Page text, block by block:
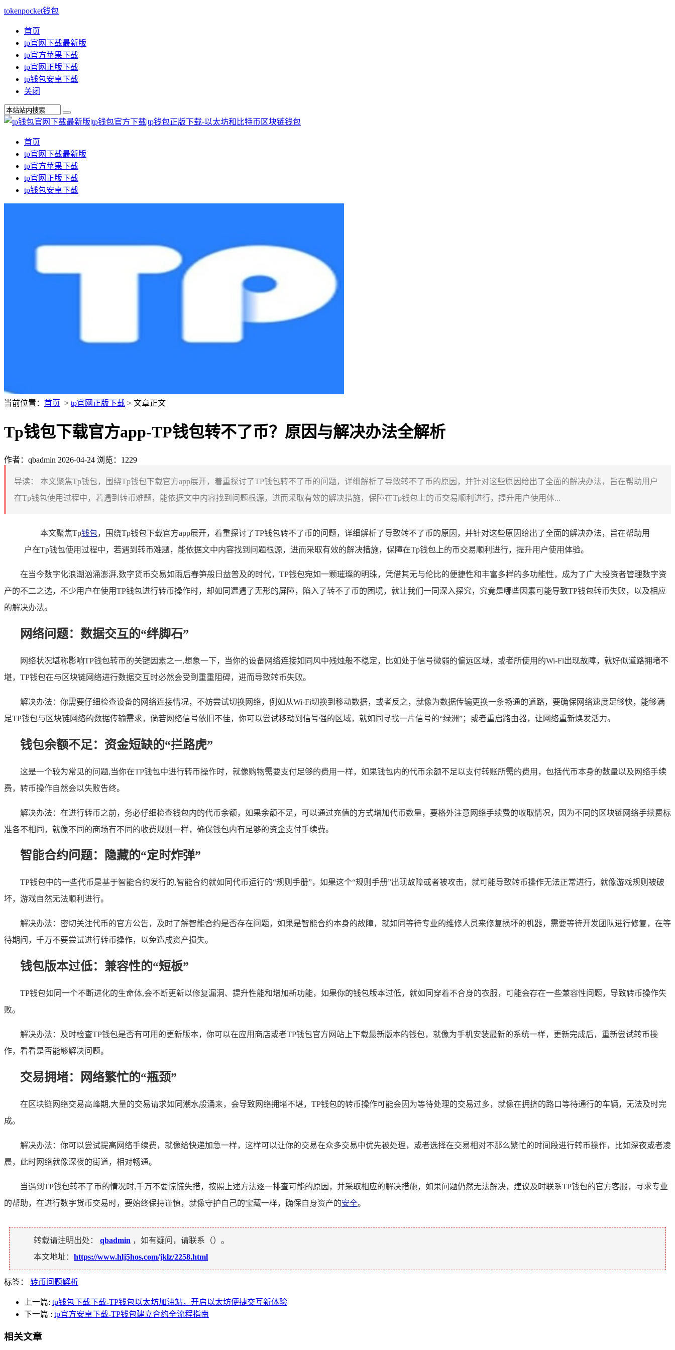
tokenpocket钱包
首页
tp官网下载最新版
tp官方苹果下载
tp官网正版下载
tp钱包安卓下载
关闭
首页
tp官网下载最新版
tp官方苹果下载
tp官网正版下载
tp钱包安卓下载
当前位置： 首页 > tp官网正版下载 > 文章正文
Tp钱包下载官方app-TP钱包转不了币？原因与解决办法全解析
作者：qbadmin 2026-04-24 浏览：1229
导读：
本文聚焦Tp钱包，围绕Tp钱包下载官方app展开，着重探讨了TP钱包转不了币的问题，详细解析了导致转不了币的原因，并针对这些原因给出了全面的解决办法，旨在帮助用户
在Tp钱包使用过程中，若遇到转币难题，能依据文中内容找到问题根源，进而采取有效的解决措施，保障在Tp钱包上的币交易顺利进行，提升用户使用体...
本文聚焦Tp钱包，围绕Tp钱包下载官方app展开，着重探讨了TP钱包转不了币的问题，详细解析了导致转不了币的原因，并针对这些原因给出了全面的解决办法，旨在帮助用
户在Tp钱包使用过程中，若遇到转币难题，能依据文中内容找到问题根源，进而采取有效的解决措施，保障在Tp钱包上的币交易顺利进行，提升用户使用体验。
在当今数字化浪潮汹涌澎湃,数字货币交易如雨后春笋般日益普及的时代，TP钱包宛如一颗璀璨的明珠，凭借其无与伦比的便捷性和丰富多样的多功能性，成为了广大投资者管理数字资
产的不二之选，不少用户在使用TP钱包进行转币操作时，却如同遭遇了无形的屏障，陷入了转不了币的困境，就让我们一同深入探究，究竟是哪些因素可能导致TP钱包转币失败，以及相应
的解决办法。
网络问题：数据交互的“绊脚石”
网络状况堪称影响TP钱包转币的关键因素之一,想象一下，当你的设备网络连接如同风中残烛般不稳定，比如处于信号微弱的偏远区域，或者所使用的Wi-Fi出现故障，就好似道路拥堵不
堪，TP钱包在与区块链网络进行数据交互时必然会受到重重阻碍，进而导致转币失败。
解决办法：你需要仔细检查设备的网络连接情况，不妨尝试切换网络，例如从Wi-Fi切换到移动数据，或者反之，就像为数据传输更换一条畅通的道路，要确保网络速度足够快，能够满
足TP钱包与区块链网络的数据传输需求，倘若网络信号依旧不佳，你可以尝试移动到信号强的区域，就如同寻找一片信号的“绿洲”；或者重启路由器，让网络重新焕发活力。
钱包余额不足：资金短缺的“拦路虎”
这是一个较为常见的问题,当你在TP钱包中进行转币操作时，就像购物需要支付足够的费用一样，如果钱包内的代币余额不足以支付转账所需的费用，包括代币本身的数量以及网络手续
费，转币操作自然会以失败告终。
解决办法：在进行转币之前，务必仔细检查钱包内的代币余额，如果余额不足，可以通过充值的方式增加代币数量，要格外注意网络手续费的收取情况，因为不同的区块链网络手续费标
准各不相同，就像不同的商场有不同的收费规则一样，确保钱包内有足够的资金支付手续费。
智能合约问题：隐藏的“定时炸弹”
TP钱包中的一些代币是基于智能合约发行的,智能合约就如同代币运行的“规则手册”，如果这个“规则手册”出现故障或者被攻击，就可能导致转币操作无法正常进行，就像游戏规则被破
坏，游戏自然无法顺利进行。
解决办法：密切关注代币的官方公告，及时了解智能合约是否存在问题，如果是智能合约本身的故障，就如同等待专业的维修人员来修复损坏的机器，需要等待开发团队进行修复，在等
待期间，千万不要尝试进行转币操作，以免造成资产损失。
钱包版本过低：兼容性的“短板”
TP钱包如同一个不断进化的生命体,会不断更新以修复漏洞、提升性能和增加新功能，如果你的钱包版本过低，就如同穿着不合身的衣服，可能会存在一些兼容性问题，导致转币操作失
败。
解决办法：及时检查TP钱包是否有可用的更新版本，你可以在应用商店或者TP钱包官方网站上下载最新版本的钱包，就像为手机安装最新的系统一样，更新完成后，重新尝试转币操
作，看看是否能够解决问题。
交易拥堵：网络繁忙的“瓶颈”
在区块链网络交易高峰期,大量的交易请求如同潮水般涌来，会导致网络拥堵不堪，TP钱包的转币操作可能会因为等待处理的交易过多，就像在拥挤的路口等待通行的车辆，无法及时完
成。
解决办法：你可以尝试提高网络手续费，就像给快递加急一样，这样可以让你的交易在众多交易中优先被处理，或者选择在交易相对不那么繁忙的时间段进行转币操作，比如深夜或者凌
晨，此时网络就像深夜的街道，相对畅通。
当遇到TP钱包转不了币的情况时,千万不要惊慌失措，按照上述方法逐一排查可能的原因，并采取相应的解决措施，如果问题仍然无法解决，建议及时联系TP钱包的官方客服，寻求专业
的帮助，在进行数字货币交易时，要始终保持谨慎，就像守护自己的宝藏一样，确保自身资产的安全。
转载请注明出处： qbadmin ，如有疑问，请联系（）。
本文地址： https://www.hlj5hos.com/jklz/2258.html
标签： 转币问题解析
上一篇: tp钱包下载下载-TP钱包以太坊加油站，开启以太坊便捷交互新体验
下一篇 : tp官方安卓下载-TP钱包建立合约全流程指南
相关文章